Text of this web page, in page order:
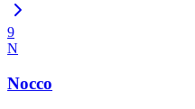
9
N
Nocco